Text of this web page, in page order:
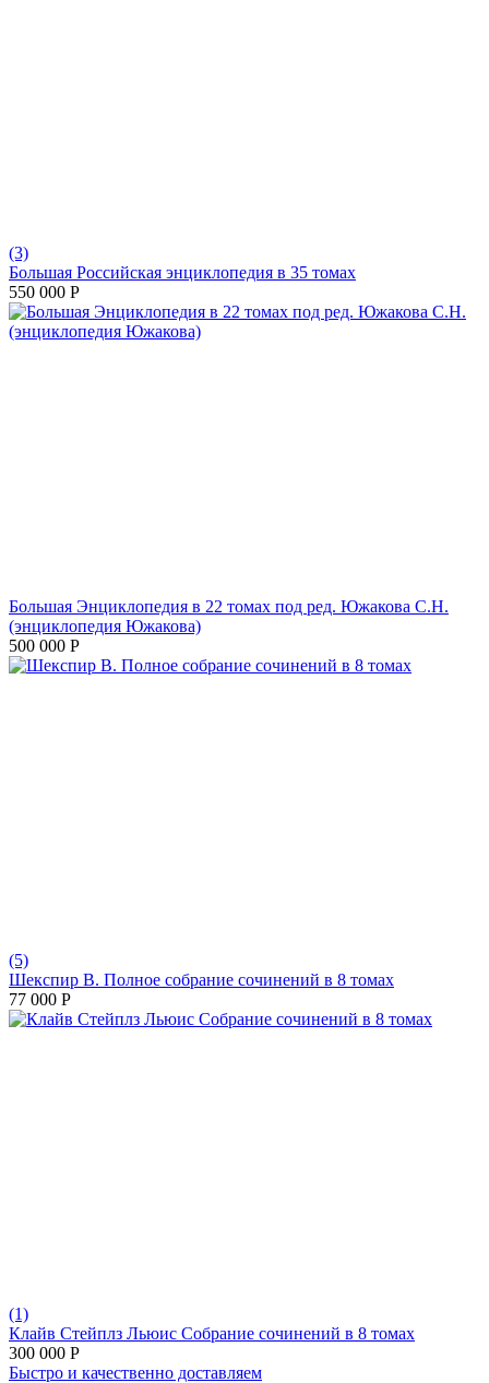
(3)
Большая Российская энциклопедия в 35 томах
550 000 Р
Большая Энциклопедия в 22 томах под ред. Южакова С.Н.
(энциклопедия Южакова)
500 000 Р
(5)
Шекспир В. Полное собрание сочинений в 8 томах
77 000 Р
(1)
Клайв Стейплз Льюис Собрание сочинений в 8 томах
300 000 Р
Быстро и качественно доставляем